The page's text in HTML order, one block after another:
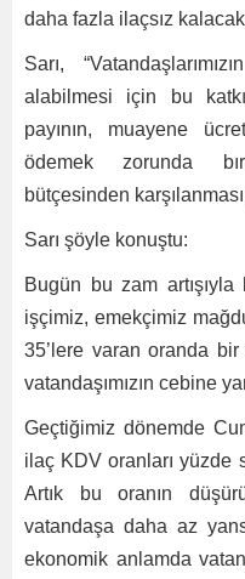
daha fazla ilaçsız
Sarı,
alabilmesi için bu katkı
payının, muayene
ödemek zorunda
bütçesinden
Sarı şöyle konuştu:
Bugün bu zam
işçimiz, emekçimiz
35’lere varan oranda
vatandaşımızın cebine
Geçtiğimiz dönemde
ilaç KDV oranları yüzde
Artık bu oranın
vatandaşa daha az
ekonomik anlamda